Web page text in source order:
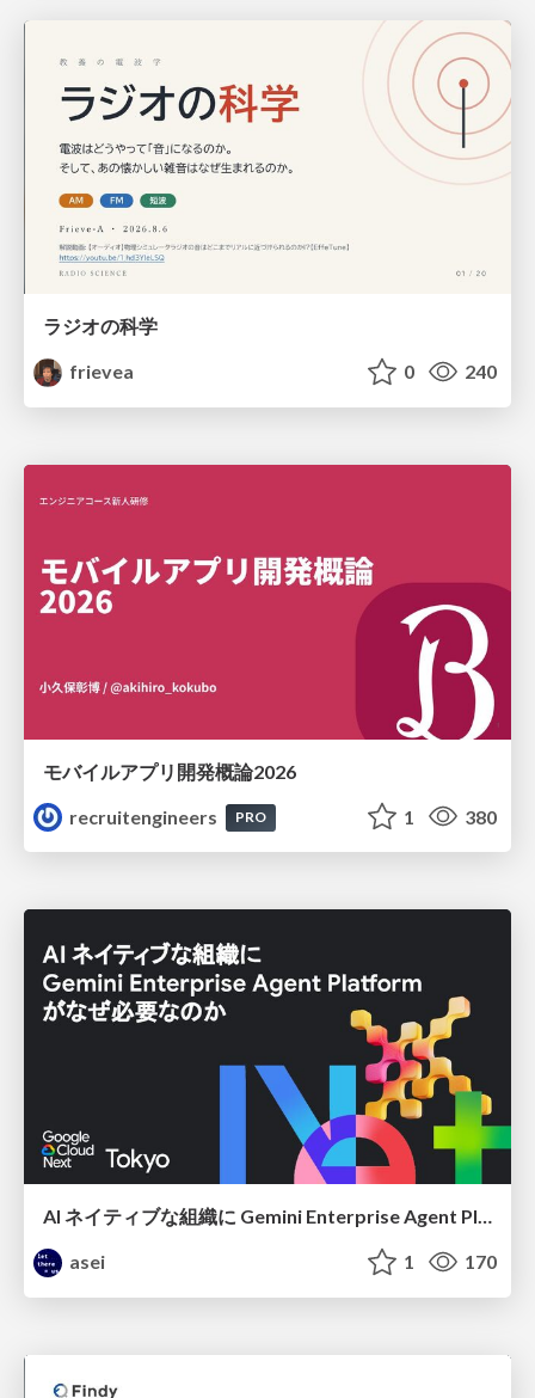
ラジオの科学
frievea
0 240
モバイルアプリ開発概論2026
recruitengineers
PRO 1 380
AI ネイティブな組織に Gemini Enterprise Agent Platform がなぜ必要なのか
asei
1 170